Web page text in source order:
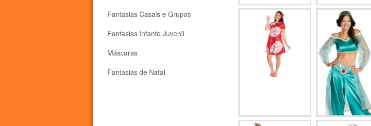
Fantasias Casais e Grupos
Fantasias Infanto Juvenil
Máscaras
Fantasias de Natal